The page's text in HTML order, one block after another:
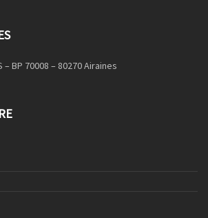
– BP 70008 – 80270 Airaines